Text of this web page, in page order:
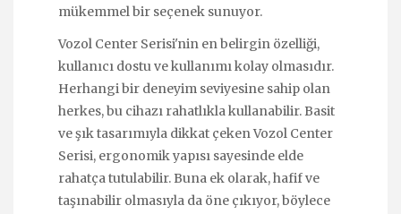
mükemmel bir seçenek sunuyor.
Vozol Center Serisi'nin en belirgin özelliği,
kullanıcı dostu ve kullanımı kolay olmasıdır.
Herhangi bir deneyim seviyesine sahip olan
herkes, bu cihazı rahatlıkla kullanabilir. Basit
ve şık tasarımıyla dikkat çeken Vozol Center
Serisi, ergonomik yapısı sayesinde elde
rahatça tutulabilir. Buna ek olarak, hafif ve
taşınabilir olmasıyla da öne çıkıyor, böylece